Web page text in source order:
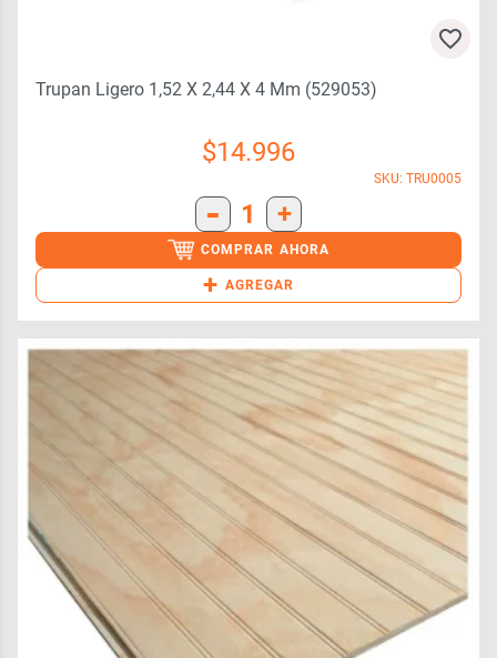
Trupan Ligero 1,52 X 2,44 X 4 Mm (529053)
$14.996
SKU: TRU0005
- 1 +
COMPRAR AHORA
+ AGREGAR